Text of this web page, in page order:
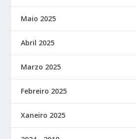
Maio 2025
Abril 2025
Marzo 2025
Febreiro 2025
Xaneiro 2025